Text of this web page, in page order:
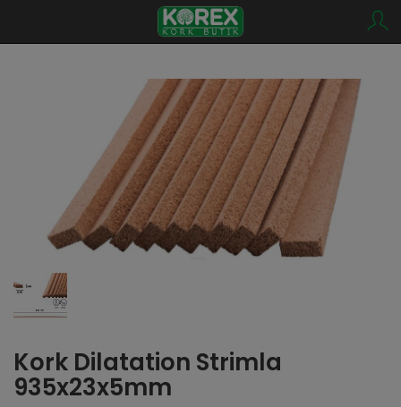
Kork Dilatation Strimla
935x23x5mm